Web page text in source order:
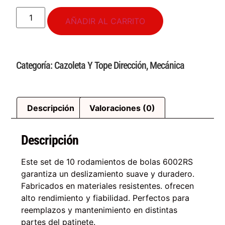
AÑADIR AL CARRITO
Categoría: Cazoleta Y Tope Dirección,Mecánica
Descripción Valoraciones (0)
Descripción
Este set de 10 rodamientos de bolas 6002RS
garantiza un deslizamiento suave y duradero.
Fabricados en materiales resistentes. ofrecen
alto rendimiento y fiabilidad. Perfectos para
reemplazos y mantenimiento en distintas
partes del patinete.